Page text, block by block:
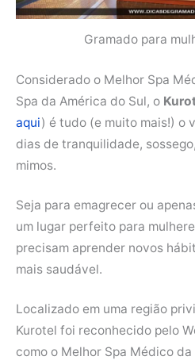
Gramado para
Considerado o Melhor Spa
Spa da América do Sul, o
aqui) é tudo (e muito mais!) o
dias de tranquilidade,
mimos.
Seja para emagrecer ou
um lugar perfeito para
precisam aprender novos
mais saudável.
Localizado em uma região
Kurotel foi reconhecido pelo
como o Melhor Spa Médico